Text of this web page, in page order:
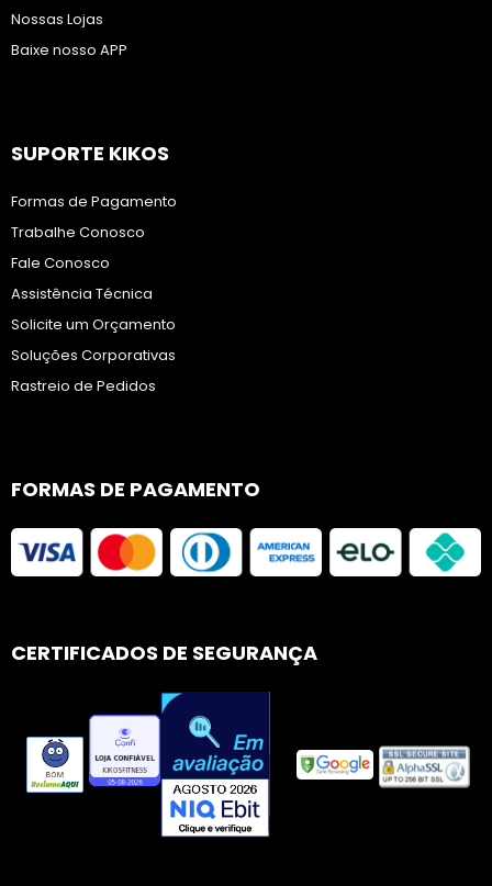
Nossas Lojas
Baixe nosso APP
SUPORTE KIKOS
Formas de Pagamento
Trabalhe Conosco
Fale Conosco
Assistência Técnica
Solicite um Orçamento
Soluções Corporativas
Rastreio de Pedidos
FORMAS DE PAGAMENTO
CERTIFICADOS DE SEGURANÇA